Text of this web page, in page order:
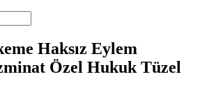
Haksız Eylem
Özel Hukuk Tüzel